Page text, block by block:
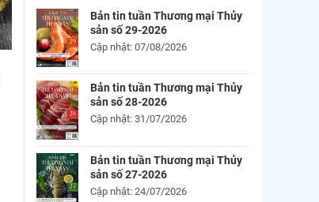
Bản tin tuần Thương mại Thủy
sản số 29-2026
Cập nhật: 07/08/2026
Bản tin tuần Thương mại Thủy
sản số 28-2026
Cập nhật: 31/07/2026
Bản tin tuần Thương mại Thủy
sản số 27-2026
Cập nhật: 24/07/2026